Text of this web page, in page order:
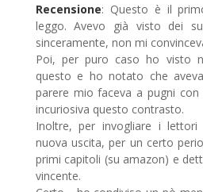
Recensione: Questo è il
leggo. Avevo già visto dei
sinceramente, non mi
Poi, per puro caso ho visto
questo e ho notato che
parere mio faceva a pugni
incuriosiva questo contrasto.
Inoltre, per invogliare i
nuova uscita, per un certo
primi capitoli (su amazon) e
vincente.